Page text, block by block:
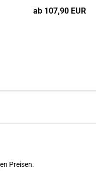
ab 107,90 EUR
Preisen.